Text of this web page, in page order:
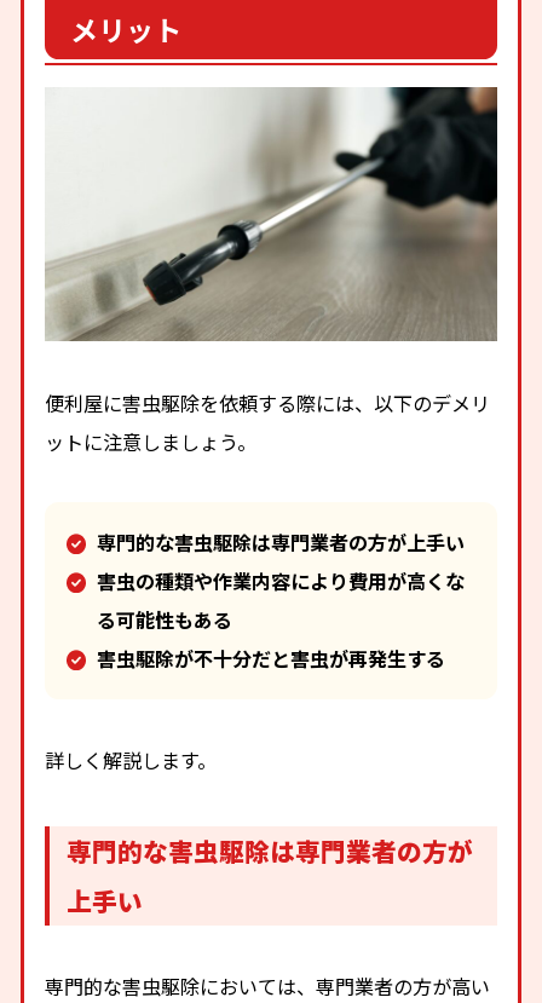
メリット
便利屋に害虫駆除を依頼する際には、以下のデメリ
ットに注意しましょう。
専門的な害虫駆除は専門業者の方が上手い
害虫の種類や作業内容により費用が高くな
る可能性もある
害虫駆除が不十分だと害虫が再発生する
詳しく解説します。
専門的な害虫駆除は専門業者の方が
上手い
専門的な害虫駆除においては、専門業者の方が高い